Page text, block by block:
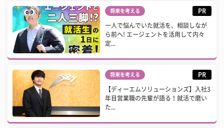
将来を考える PR
一人で悩んでいた就活を、相談しなが
ら前へ! エージェントを活用して内々
定...
将来を考える PR
【ディーエムソリューションズ】入社3
年目営業職の先輩が語る！就活で磨い
た...